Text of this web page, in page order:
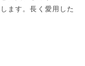
ます。長く愛用した